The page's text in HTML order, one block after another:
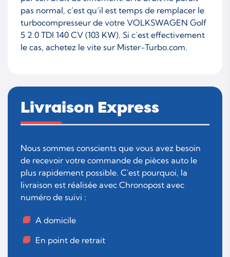
pas normal, c’est qu’il est temps de remplacer le
turbocompresseur de votre VOLKSWAGEN Golf
5 2.0 TDI 140 CV (103 KW). Si c’est effectivement
le cas, achetez le vite sur Mister-Turbo.com.
Livraison Express
Nous sommes conscients que vous avez besoin
de recevoir votre commande de pièces auto le
plus rapidement possible. C'est pourquoi, la
livraison est réalisée avec Chronopost avec
numéro de suivi :
A domicile
En point de retrait